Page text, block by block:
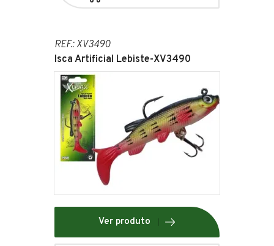
REF.: XV3490
Isca Artificial Lebiste-XV3490
Ver produto